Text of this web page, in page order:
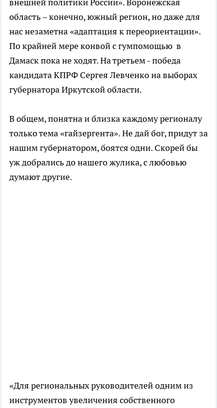
область – конечно, южный регион, но даже для
нас незаметна «адаптация к переориентации».
По крайней мере конвой с гумпомощью в
Дамаск пока не ходят. На третьем - победа
кандидата КПРФ Сергея Левченко на выборах
губернатора Иркутской области.
В общем, понятна и близка каждому регионалу
только тема «гайзергента». Не дай бог, придут за
нашим губернатором, боятся одни. Скорей бы
уж добрались до нашего жулика, с любовью
думают другие.
«Для региональных руководителей одним из
инструментов увеличения собственного